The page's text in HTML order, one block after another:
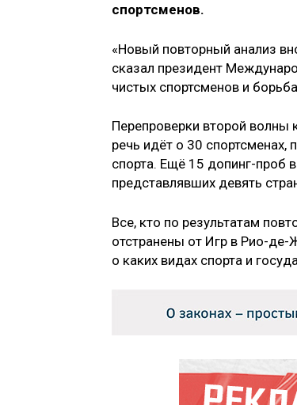
спортсменов.
«Новый повторный анализ
сказал президент
чистых спортсменов и
Перепроверки второй
речь идёт о 30
спорта. Ещё 15 допинг-проб
представлявших девять
Все, кто по результатам
отстранены от Игр в Рио-
о каких видах спорта и